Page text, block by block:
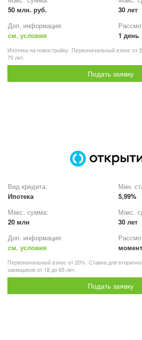
50 млн. руб.
30 лет
Доп. информация:
см. условия
1 день
Ипотека на новостройку. Первоначальный взнос от
70 лет.
Подать заявку
Вид кредита:
Ипотека
Мин.
5,99%
Макс. сумма:
20 млн
Макс.
30 лет
Доп. информация:
см. условия
Первоначальный взнос от 20%. Ставка для
заемщиков от 18 до 65 лет.
Подать заявку